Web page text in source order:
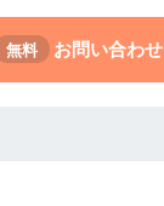
無料 お問い合わせ